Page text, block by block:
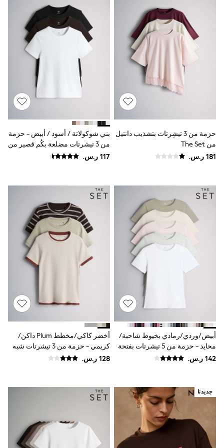
Sandals
Swimwear
Sun Hats & Caps
Mens' Holiday Shop
Occasionwear
Shirts
Linen Collection
Polo Shirts
Tops & T-Shirts
Trousers & Chinos
Swimwear
Hats & Caps
Vests
Luggage
Angel & Rocket
B by Ted Baker
Baker by Ted Baker
Boden
Lipsy
Love & Roses
Mint Velvet
River Island
All Boys Schoolwear
Trousers
Shorts
Shirts
Polo Shirts
Sweatshirts & Jumpers
Socks
Multipacks
All Boys Sport & Swimwear
Trainers & Pumps
Swimwear
حزمة من 3 تيشِرتات بتشذيب دانتيل
من The Set
بني شوكولاتة / أسود / أبيض - حزمة
من 3 تيشرتات مضلعة بكُم قصير من
The Set
أبيض/وردي/رمادي بخيوط شاحبة/
محايد - حزمة من 5 تيشرتات بفتحة
ياقة بحافة مستديرة وبتلبيس ضيق
أخضر كاكي/مخطط Plum داكن/
كريمي - حزمة من 3 تيشرتات شبه
شفافة بملمس ناعم ومزينة بطبقة
جديدنا